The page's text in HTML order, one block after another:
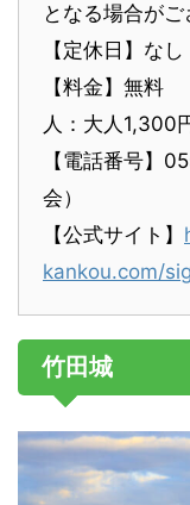
となる場合がご
【定休日】なし
【料金】無料
人：大人1,300
【電話番号】
会）
【公式サイト】
kankou.com/
竹田城